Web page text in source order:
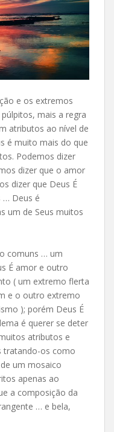
e os extremos
mais a regra
atributos ao nível de
é muito mais do que
Podemos dizer
dizer que o amor
dizer que Deus É
… Deus é
um de Seus muitos
comuns … um
É amor e outro
( um extremo flerta
e o outro extremo
); porém Deus É
é querer se deter
atributos e
tratando-os como
um mosaico
apenas ao
a composição da
… e bela,